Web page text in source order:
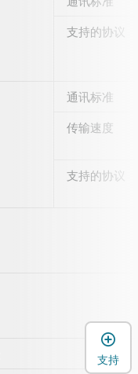
支持的协议
通讯标准
传输速度
支持的协议
支持